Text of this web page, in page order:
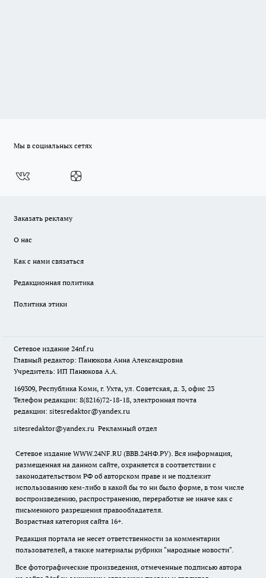
Мы в социальных сетях
Заказать рекламу
О нас
Как с нами связаться
Редакционная политика
Политика этики
Сетевое издание 24nf.ru
Главный редактор: Панюкова Анна Александровна
Учредитель: ИП Панюкова А.А.
169309, Республика Коми, г. Ухта, ул. Советская, д. 3, офис 23
Телефон редакции: 8(8216)72-18-18, электронная почта
редакции: sitesredaktor@yandex.ru
sitesredaktor@yandex.ru Рекламный отдел
Сетевое издание WWW.24NF.RU (ВВВ.24НФ.РУ). Вся информация,
размещенная на данном сайте, охраняется в соответствии с
законодательством РФ об авторском праве и не подлежит
использованию кем-либо в какой бы то ни было форме, в том числе
воспроизведению, распространению, переработке не иначе как с
письменного разрешения правообладателя.
Возрастная категория сайта 16+.
Редакция портала не несет ответственности за комментарии
пользователей, а также материалы рубрики "народные новости".
Все фотографические произведения, отмеченные подписью автора